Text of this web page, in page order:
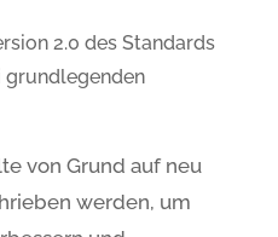
2.0 des Standards
grundlegenden
von Grund auf neu
werden, um